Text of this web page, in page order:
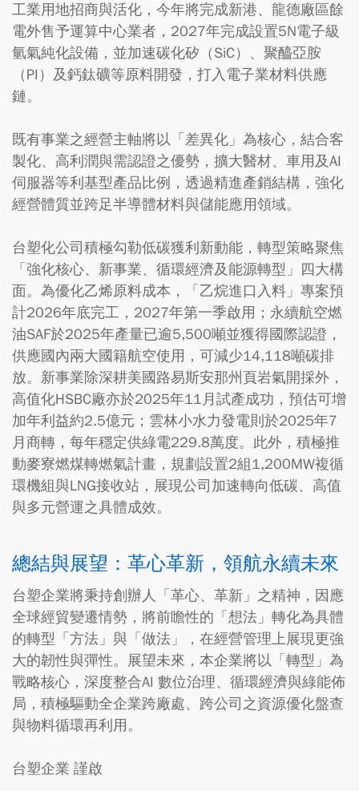
工業用地招商與活化，今年將完成新港、龍德廠區餘
電外售予運算中心業者，2027年完成設置5N電子級
氫氣純化設備，並加速碳化矽（SiC）、聚醯亞胺
（PI）及鈣鈦礦等原料開發，打入電子業材料供應
鏈。
既有事業之經營主軸將以「差異化」為核心，結合客
製化、高利潤與需認證之優勢，擴大醫材、車用及AI
伺服器等利基型產品比例，透過精進產銷結構，強化
經營體質並跨足半導體材料與儲能應用領域。
台塑化公司積極勾勒低碳獲利新動能，轉型策略聚焦
「強化核心、新事業、循環經濟及能源轉型」四大構
面。為優化乙烯原料成本，「乙烷進口入料」專案預
計2026年底完工，2027年第一季啟用；永續航空燃
油SAF於2025年產量已逾5,500噸並獲得國際認證，
供應國內兩大國籍航空使用，可減少14,118噸碳排
放。新事業除深耕美國路易斯安那州頁岩氣開採外，
高值化HSBC廠亦於2025年11月試產成功，預估可增
加年利益約2.5億元；雲林小水力發電則於2025年7
月商轉，每年穩定供綠電229.8萬度。此外，積極推
動麥寮燃煤轉燃氣計畫，規劃設置2組1,200MW複循
環機組與LNG接收站，展現公司加速轉向低碳、高值
與多元營運之具體成效。
總結與展望：革心革新，領航永續未來
台塑企業將秉持創辦人「革心、革新」之精神，因應
全球經貿變遷情勢，將前瞻性的「想法」轉化為具體
的轉型「方法」與「做法」，在經營管理上展現更強
大的韌性與彈性。展望未來，本企業將以「轉型」為
戰略核心，深度整合AI 數位治理、循環經濟與綠能佈
局，積極驅動全企業跨廠處、跨公司之資源優化盤查
與物料循環再利用。
台塑企業 謹啟